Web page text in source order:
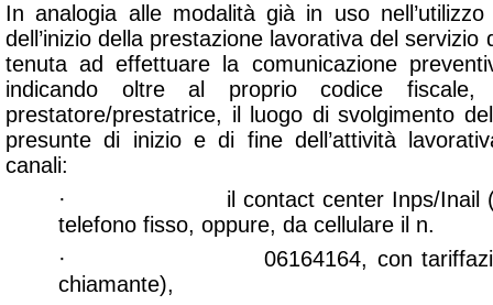
In analogia alle modalità già in uso
dell’inizio della prestazione lavorativa del
tenuta ad effettuare la comunicazione
indicando oltre al proprio codice
prestatore/prestatrice, il luogo di svolgimento
presunte di inizio e di fine dell’attività
canali:
· il contact center Inps/Inail (tel.
telefono fisso, oppure, da cellulare il n.
· 06164164, con tariffazione a
chiamante),